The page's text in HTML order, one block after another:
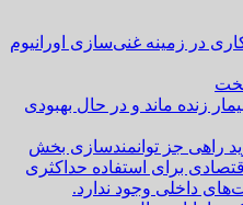
در زمینه غنی‌سازی اورانیوم
زنده ماند و در حال بهبودی
راهی جز توانمندسازی بخش
برای استفاده حداکثری
داخلی وجود ندارد.